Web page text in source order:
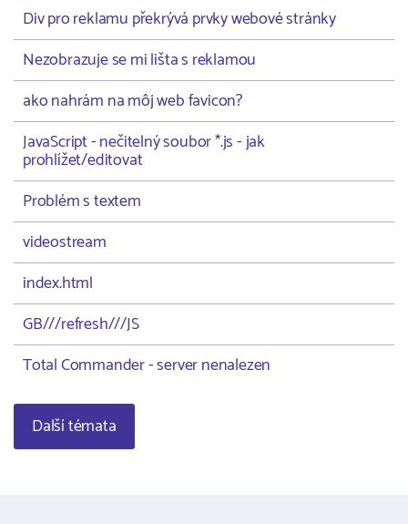
Div pro reklamu překrývá prvky webové stránky
Nezobrazuje se mi lišta s reklamou
ako nahrám na môj web favicon?
JavaScript - nečitelný soubor *.js - jak
prohlížet/editovat
Problém s textem
videostream
index.html
GB///refresh///JS
Total Commander - server nenalezen
Další témata